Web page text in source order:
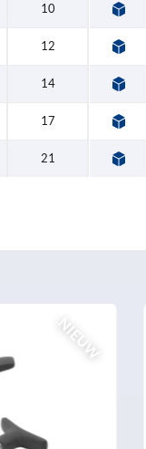
10
12
14
17
21
NIEUW